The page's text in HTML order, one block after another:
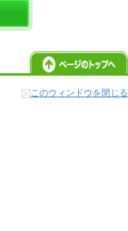
このウィンドウを閉じる